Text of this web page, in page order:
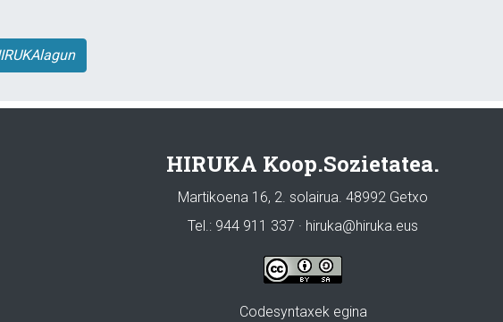
HIRUKA Koop.Sozietatea.
Martikoena 16, 2. solairua. 48992 Getxo
Tel.: 944 911 337 · hiruka@hiruka.eus
Codesyntaxek egina